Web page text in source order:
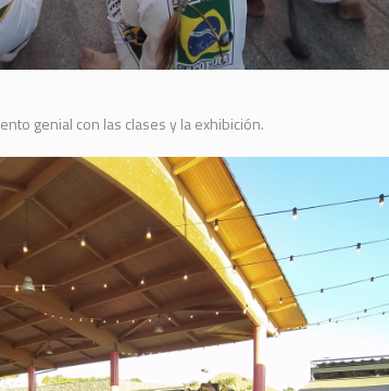
genial con las clases y la exhibición.